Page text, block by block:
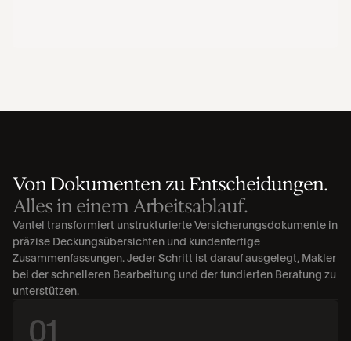
Von Dokumenten zu Entscheidungen.
Alles in einem Arbeitsablauf.
Vantel transformiert unstrukturierte Versicherungsdokumente in
präzise Deckungsübersichten und kundenfertige
Zusammenfassungen. Jeder Schritt ist darauf ausgelegt, Makler
bei der schnelleren Bearbeitung und der fundierten Beratung zu
unterstützen.
01